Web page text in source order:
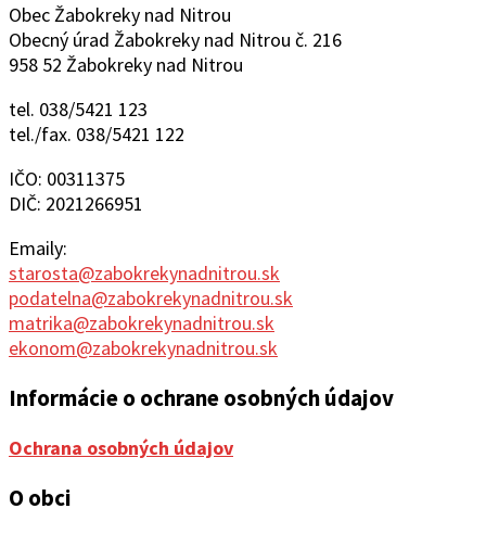
Obec Žabokreky nad Nitrou
Obecný úrad Žabokreky nad Nitrou č. 216
958 52 Žabokreky nad Nitrou
tel. 038/5421 123
tel./fax. 038/5421 122
IČO: 00311375
DIČ: 2021266951
Emaily:
starosta@zabokrekynadnitrou.sk
podatelna@zabokrekynadnitrou.sk
matrika@zabokrekynadnitrou.sk
ekonom@zabokrekynadnitrou.sk
Informácie o ochrane osobných údajov
Ochrana osobných údajov
O obci